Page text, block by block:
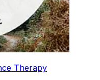
Therapy